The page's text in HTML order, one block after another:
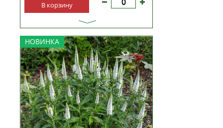
В корзину
НОВИНКА
Вероника длиннолистная
Шнееризин — многолетнее
корневищное, травянистое
растение высотой до 50-60 см. В
период с начала июля по август
вероника длиннолистная
обильно цветет. Цветки мелкие,
многочисленные, белые с
выступающим...